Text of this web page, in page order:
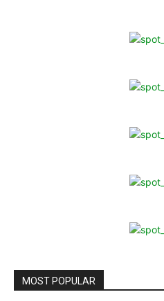
MOST POPULAR